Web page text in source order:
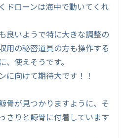
ドローンは海中で動いてくれ
良いようで特に大きな調整の
用の秘密道具の方も操作する
使えそうです。
に向けて期待大です！！
骨が見つかりますように、そ
さりと鯨骨に付着しています